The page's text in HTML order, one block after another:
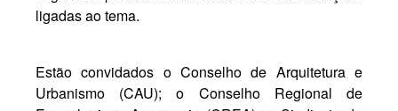
ligadas ao tema.
Estão convidados o Conselho de Arquitetura e
Urbanismo (CAU); o Conselho Regional de